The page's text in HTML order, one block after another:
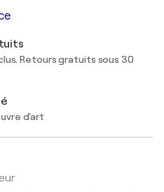
Retours gratuits sous 30
d'art